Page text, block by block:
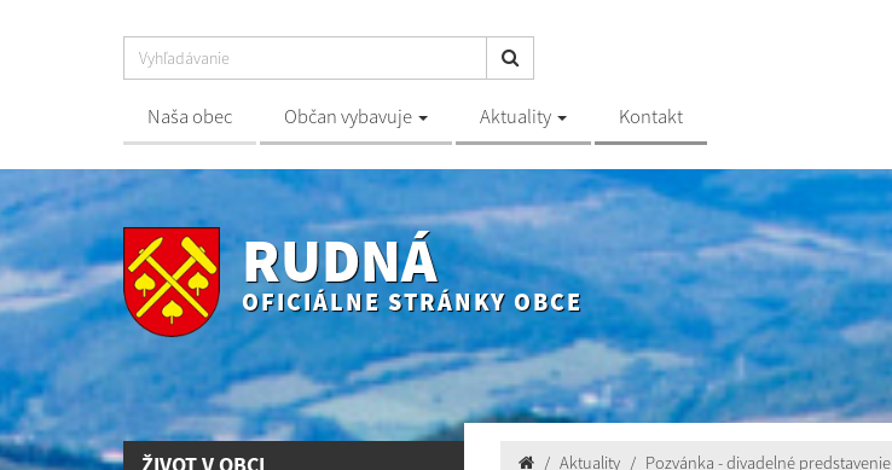
Naša obec Občan vybavuje Aktuality Kontakt
RUDNÁ
OFICIÁLNE STRÁNKY OBCE
Aktuality Pozvánka - divadelné predstavenie